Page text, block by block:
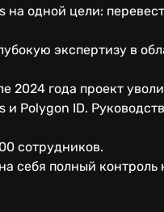
одной цели:
экспертизу в
2024 года проект
Polygon ID.
сотрудников.
себя полный контроль